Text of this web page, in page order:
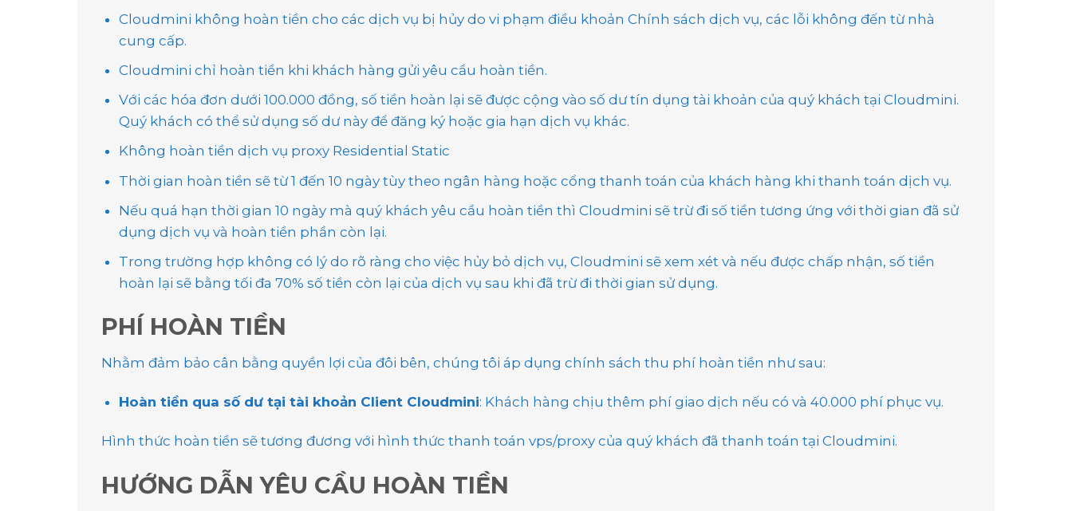
Cloudmini không hoàn tiền cho các dịch vụ bị hủy do vi phạm điều khoản Chính sách dịch vụ, các lỗi không đến từ nhà
cung cấp.
Cloudmini chỉ hoàn tiền khi khách hàng gửi yêu cầu hoàn tiền.
Với các hóa đơn dưới 100.000 đồng, số tiền hoàn lại sẽ được cộng vào số dư tín dụng tài khoản của quý khách tại Cloudmini.
Quý khách có thể sử dụng số dư này để đăng ký hoặc gia hạn dịch vụ khác.
Không hoàn tiền dịch vụ proxy Residential Static
Thời gian hoàn tiền sẽ từ 1 đến 10 ngày tùy theo ngân hàng hoặc cổng thanh toán của khách hàng khi thanh toán dịch vụ.
Nếu quá hạn thời gian 10 ngày mà quý khách yêu cầu hoàn tiền thì Cloudmini sẽ trừ đi số tiền tương ứng với thời gian đã sử
dụng dịch vụ và hoàn tiền phần còn lại.
Trong trường hợp không có lý do rõ ràng cho việc hủy bỏ dịch vụ, Cloudmini sẽ xem xét và nếu được chấp nhận, số tiền
hoàn lại sẽ bằng tối đa 70% số tiền còn lại của dịch vụ sau khi đã trừ đi thời gian sử dụng.
PHÍ HOÀN TIỀN
Nhằm đảm bảo cân bằng quyền lợi của đôi bên, chúng tôi áp dụng chính sách thu phí hoàn tiền như sau:
Hoàn tiền qua số dư tại tài khoản Client Cloudmini: Khách hàng chịu thêm phí giao dịch nếu có và 40.000 phí phục vụ.
Hình thức hoàn tiền sẽ tương đương với hình thức thanh toán vps/proxy của quý khách đã thanh toán tại Cloudmini.
HƯỚNG DẪN YÊU CẦU HOÀN TIỀN